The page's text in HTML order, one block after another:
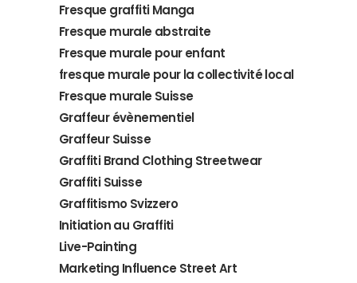
Fresque graffiti Manga
Fresque murale abstraite
Fresque murale pour enfant
fresque murale pour la collectivité local
Fresque murale Suisse
Graffeur évènementiel
Graffeur Suisse
Graffiti Brand Clothing Streetwear
Graffiti Suisse
Graffitismo Svizzero
Initiation au Graffiti
Live-Painting
Marketing Influence Street Art